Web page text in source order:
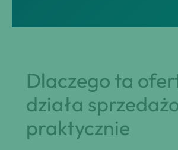
Dlaczego ta
działa
praktycznie